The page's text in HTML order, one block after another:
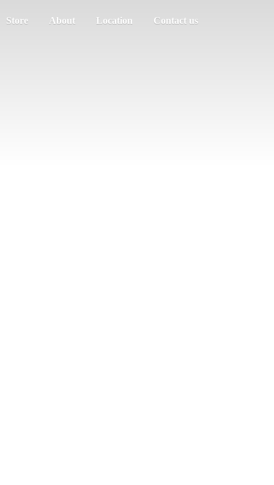
Store About Location Contact us